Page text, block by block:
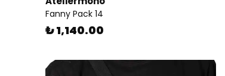
Fanny Pack 14
₺ 1,140.00